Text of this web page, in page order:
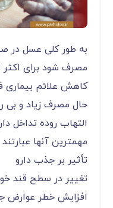
به طور کلی عسل در
مصرف شود برای
کاهش علائم بیماری
حال مصرف زیاد و بی
التهاب روده تداخل
مهمترین آنها عبارتند
تأثیر بر جذب دارو
تغییر در سطح قند
افزایش خطر عوارض